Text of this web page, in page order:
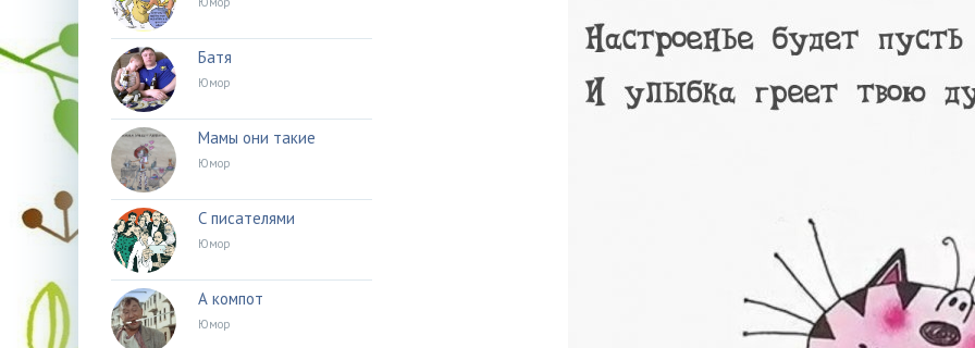
Батя
Юмор
Мамы они такие
Юмор
С писателями
Юмор
А компот
Юмор